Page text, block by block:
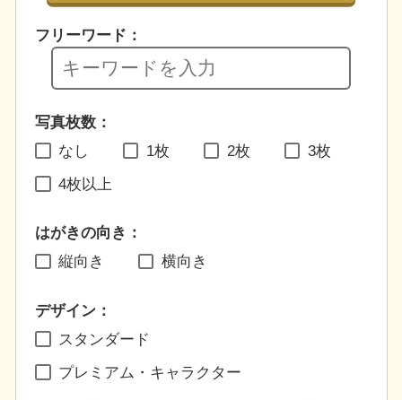
フリーワード：
写真枚数：
なし
1枚 2枚 3枚
4枚以上
はがきの向き：
縦向き
横向き
デザイン：
スタンダード
プレミアム・キャラクター